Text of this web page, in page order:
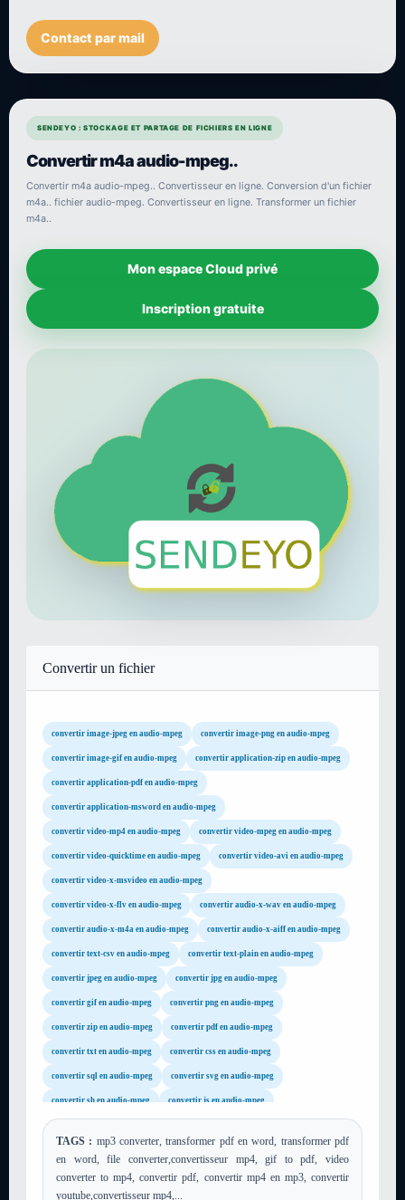
Contact par mail
SENDEYO : STOCKAGE ET PARTAGE DE FICHIERS EN LIGNE
Convertir m4a audio-mpeg..
Convertir m4a audio-mpeg.. Convertisseur en ligne. Conversion d'un fichier
m4a.. fichier audio-mpeg. Convertisseur en ligne. Transformer un fichier
m4a..
Mon espace Cloud privé
Inscription gratuite
Convertir un fichier
convertir image-jpeg en audio-mpeg convertir image-png en audio-mpeg
convertir image-gif en audio-mpeg convertir application-zip en audio-mpeg
convertir application-pdf en audio-mpeg
convertir application-msword en audio-mpeg
convertir video-mp4 en audio-mpeg convertir video-mpeg en audio-mpeg
convertir video-quicktime en audio-mpeg convertir video-avi en audio-mpeg
convertir video-x-msvideo en audio-mpeg
convertir video-x-flv en audio-mpeg convertir audio-x-wav en audio-mpeg
convertir audio-x-m4a en audio-mpeg convertir audio-x-aiff en audio-mpeg
convertir text-csv en audio-mpeg convertir text-plain en audio-mpeg
convertir jpeg en audio-mpeg convertir jpg en audio-mpeg
convertir gif en audio-mpeg convertir png en audio-mpeg
convertir zip en audio-mpeg convertir pdf en audio-mpeg
convertir txt en audio-mpeg convertir css en audio-mpeg
convertir sql en audio-mpeg convertir svg en audio-mpeg
convertir sh en audio-mpeg convertir js en audio-mpeg
convertir xsl en audio-mpeg convertir tar en audio-mpeg
convertir gz en audio-mpeg convertir rar en audio-mpeg
convertir mp4 en audio-mpeg convertir avi en audio-mpeg
TAGS : mp3 converter, transformer pdf en word, transformer pdf
en word, file converter,convertisseur mp4, gif to pdf, video
converter to mp4, convertir pdf, convertir mp4 en mp3, convertir
youtube,convertisseur mp4,...